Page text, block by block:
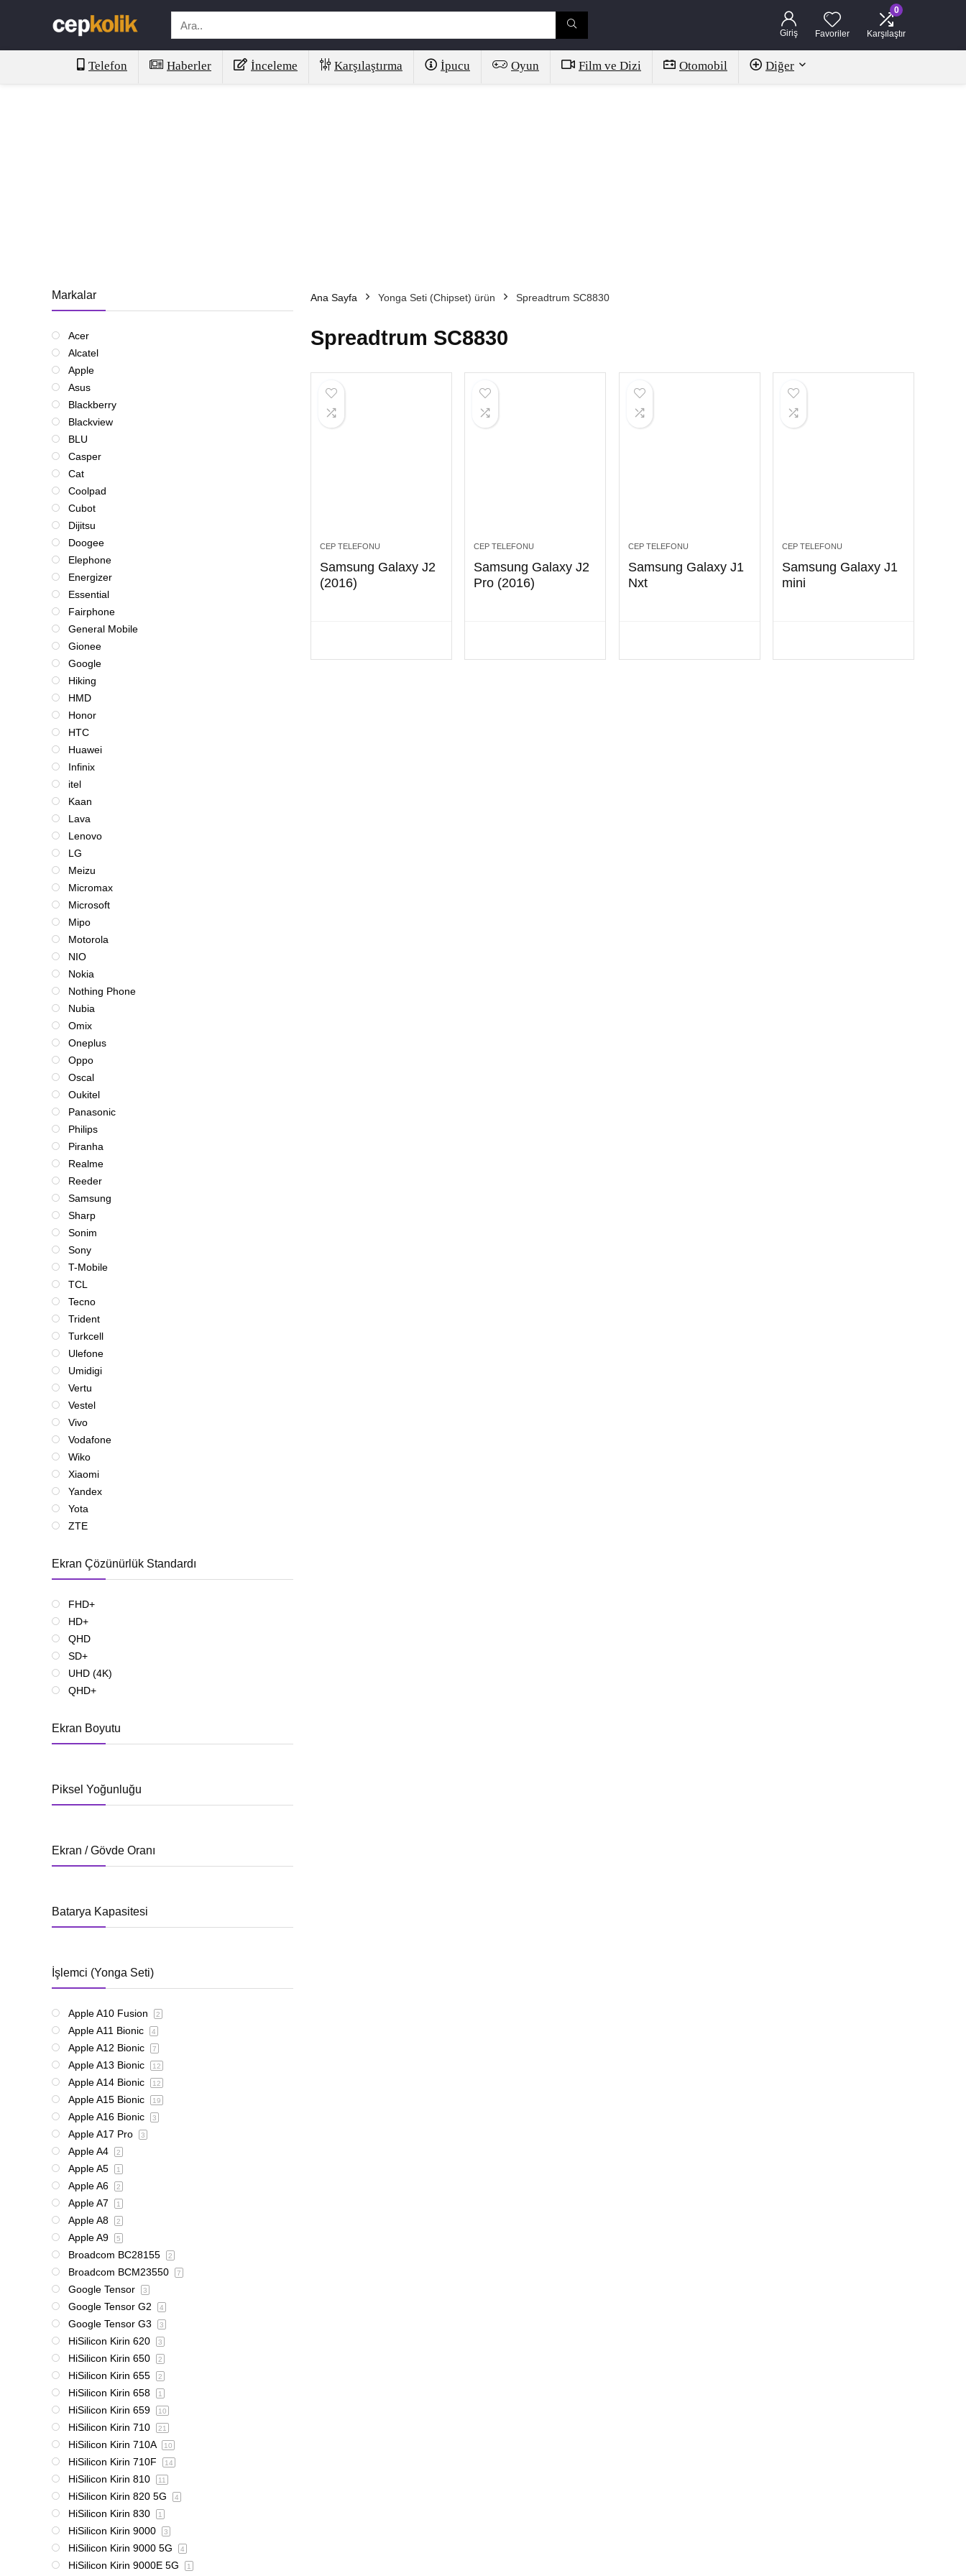
Giriş Favoriler
0
Karşılaştır
Telefon Haberler İnceleme Karşılaştırma İpucu Oyun Film ve Dizi Otomobil Diğer
Markalar
Acer
Alcatel
Apple
Asus
Blackberry
Blackview
BLU
Casper
Cat
Coolpad
Cubot
Dijitsu
Doogee
Elephone
Energizer
Essential
Fairphone
General Mobile
Gionee
Google
Hiking
HMD
Honor
HTC
Huawei
Infinix
itel
Kaan
Lava
Lenovo
LG
Meizu
Micromax
Microsoft
Mipo
Motorola
NIO
Nokia
Nothing Phone
Nubia
Omix
Oneplus
Oppo
Oscal
Oukitel
Panasonic
Philips
Piranha
Realme
Reeder
Samsung
Sharp
Sonim
Sony
T-Mobile
TCL
Tecno
Trident
Turkcell
Ulefone
Umidigi
Vertu
Vestel
Vivo
Vodafone
Wiko
Xiaomi
Yandex
Yota
ZTE
Ekran Çözünürlük Standardı
FHD+
HD+
QHD
SD+
UHD (4K)
QHD+
Ekran Boyutu
Piksel Yoğunluğu
Ekran / Gövde Oranı
Batarya Kapasitesi
İşlemci (Yonga Seti)
Apple A10 Fusion 2
Apple A11 Bionic 4
Apple A12 Bionic 7
Apple A13 Bionic 12
Apple A14 Bionic 12
Apple A15 Bionic 19
Apple A16 Bionic 3
Apple A17 Pro 3
Apple A4 2
Apple A5 1
Apple A6 2
Apple A7 1
Apple A8 2
Apple A9 5
Broadcom BC28155 2
Broadcom BCM23550 7
Google Tensor 3
Google Tensor G2 4
Google Tensor G3 3
HiSilicon Kirin 620 3
HiSilicon Kirin 650 2
HiSilicon Kirin 655 2
HiSilicon Kirin 658 1
HiSilicon Kirin 659 10
HiSilicon Kirin 710 21
HiSilicon Kirin 710A 10
HiSilicon Kirin 710F 14
HiSilicon Kirin 810 11
HiSilicon Kirin 820 5G 4
HiSilicon Kirin 830 1
HiSilicon Kirin 9000 3
HiSilicon Kirin 9000 5G 4
HiSilicon Kirin 9000E 5G 1
Ana Sayfa Yonga Seti (Chipset) ürün Spreadtrum SC8830
Spreadtrum SC8830
CEP TELEFONU
Samsung Galaxy J2
(2016)
CEP TELEFONU
Samsung Galaxy J2
Pro (2016)
CEP TELEFONU
Samsung Galaxy J1
Nxt
CEP TELEFONU
Samsung Galaxy J1
mini